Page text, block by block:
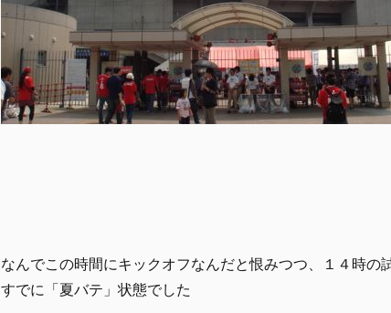
なんでこの時間にキックオフなんだと恨みつつ、１４時の
すでに「夏バテ」状態でした